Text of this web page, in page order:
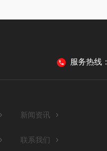
服务热线：
新闻资讯
联系我们